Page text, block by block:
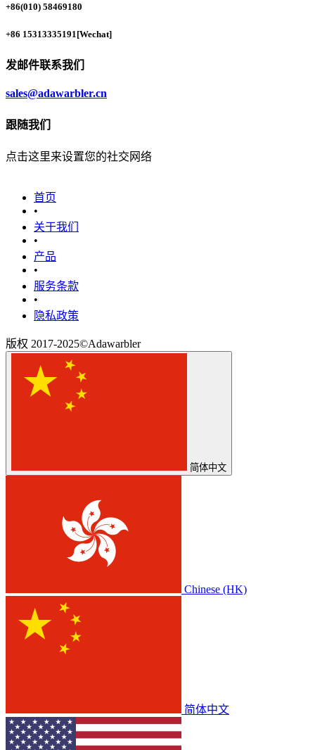
+86(010) 58469180
+86 15313335191 [Wechat]
发邮件联系我们
sales@adawarbler.cn
跟随我们
点击这里来设置您的社交网络
首页
•
关于我们
•
产品
•
‎服务条款‎
•
隐私政策
版权 2017-2025©Adawarbler
简体中文
Chinese (HK)
简体中文